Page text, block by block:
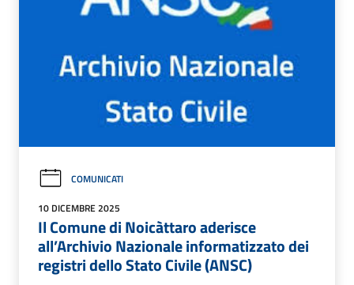
COMUNICATI
10 DICEMBRE 2025
Il Comune di Noicàttaro aderisce
all’Archivio Nazionale informatizzato dei
registri dello Stato Civile (ANSC)